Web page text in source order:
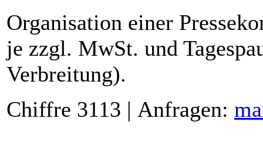
Organisation einer
je zzgl. MwSt. und
Verbreitung).
Chiffre 3113 | Anfragen: